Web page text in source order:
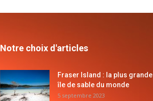
Notre choix d'articles
Fraser Island : la plus grande
île de sable du monde
5 septembre 2023